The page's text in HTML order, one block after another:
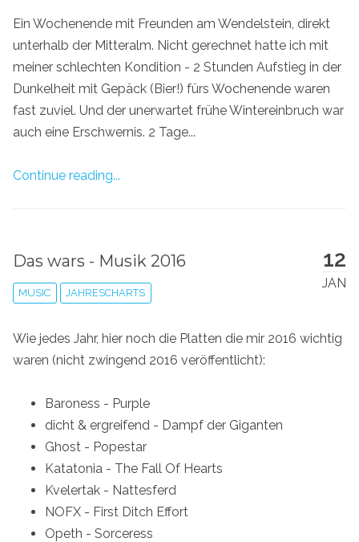
Ein Wochenende mit Freunden am Wendelstein, direkt
unterhalb der Mitteralm. Nicht gerechnet hatte ich mit
meiner schlechten Kondition - 2 Stunden Aufstieg in der
Dunkelheit mit Gepäck (Bier!) fürs Wochenende waren
fast zuviel. Und der unerwartet frühe Wintereinbruch war
auch eine Erschwernis. 2 Tage...
Continue reading...
12
JAN
Das wars - Musik 2016
MUSIC JAHRESCHARTS
Wie jedes Jahr, hier noch die Platten die mir 2016 wichtig
waren (nicht zwingend 2016 veröffentlicht):
Baroness - Purple
dicht & ergreifend - Dampf der Giganten
Ghost - Popestar
Katatonia - The Fall Of Hearts
Kvelertak - Nattesferd
NOFX - First Ditch Effort
Opeth - Sorceress